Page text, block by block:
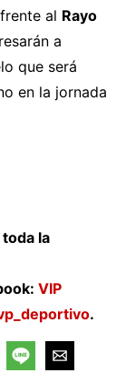
al Rayo
a
que será
en la jornada
la
VIP
.